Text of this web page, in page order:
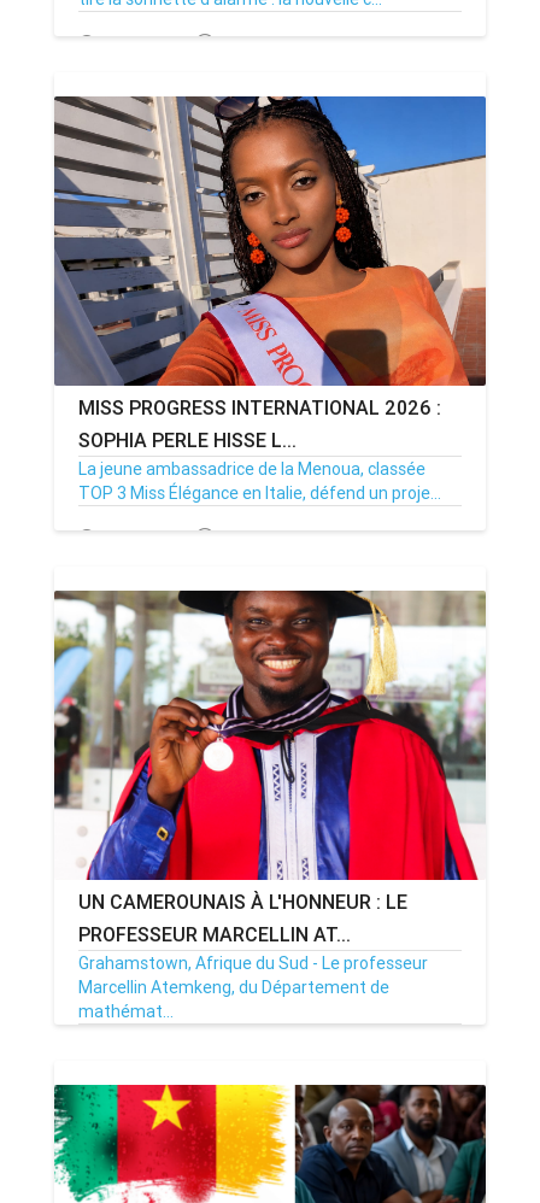
27/07/26 Par MenouActu 0
MISS PROGRESS INTERNATIONAL 2026 :
SOPHIA PERLE HISSE L...
La jeune ambassadrice de la Menoua, classée
TOP 3 Miss Élégance en Italie, défend un proje...
08/06/26 Par MenouActu 0
UN CAMEROUNAIS À L'HONNEUR : LE
PROFESSEUR MARCELLIN AT...
Grahamstown, Afrique du Sud - Le professeur
Marcellin Atemkeng, du Département de
mathémat...